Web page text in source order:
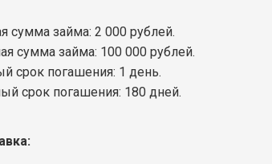
сумма займа: 2 000 рублей.
сумма займа: 100 000 рублей.
срок погашения: 1 день.
срок погашения: 180 дней.